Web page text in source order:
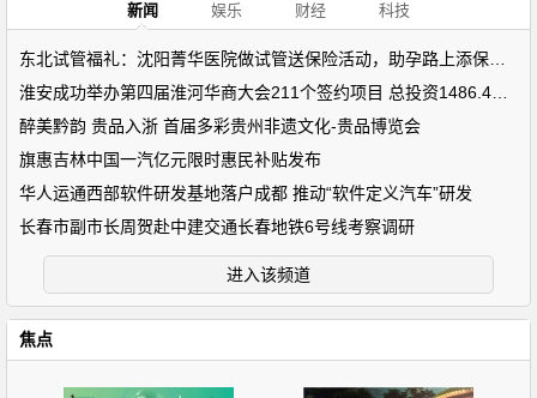
新闻 娱乐 财经 科技
醉美黔韵 贵品入浙 首届多彩贵州非遗文化-贵品博览会
旗惠吉林中国一汽亿元限时惠民补贴发布
华人运通西部软件研发基地落户成都 推动“软件定义汽车”研发
长春市副市长周贺赴中建交通长春地铁6号线考察调研
进入该频道
焦点